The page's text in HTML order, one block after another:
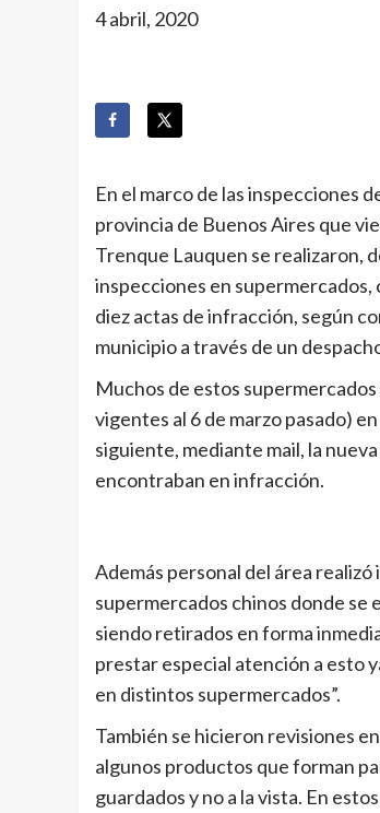
4 abril, 2020
En el marco de las inspecciones
provincia de Buenos Aires que
Trenque Lauquen se realizaron,
inspecciones en supermercados,
diez actas de infracción, según
municipio a través de un
Muchos de estos
vigentes al 6 de marzo pasado)
siguiente, mediante mail, la
encontraban en infracción.
Además personal del área
supermercados chinos donde se
siendo retirados en forma
prestar especial atención a esto
en distintos supermercados”.
También se hicieron revisiones
algunos productos que forman
guardados y no a la vista. En